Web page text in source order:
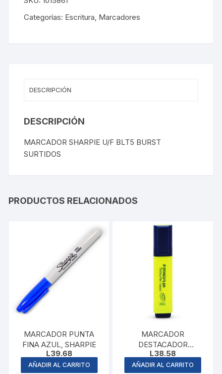
UNIDADES
cantidad
DE
DESEOS
Categorías: Escritura, Marcadores
DESCRIPCIÓN
DESCRIPCIÓN
MARCADOR SHARPIE U/F BLT5 BURST
SURTIDOS
PRODUCTOS RELACIONADOS
MARCADOR PUNTA
FINA AZUL, SHARPIE
L39.68
AÑADIR AL CARRITO
MARCADOR
DESTACADOR
AMARILLO
L38.58
AÑADIR AL CARRITO